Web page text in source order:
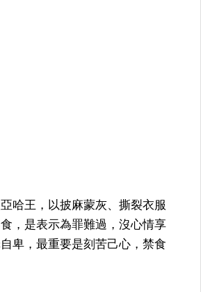
哈王，以披麻蒙灰、撕裂衣服
，是表示為罪難過，沒心情享
卑，最重要是刻苦己心，禁食